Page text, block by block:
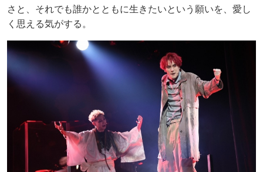
さと、それでも誰かとともに生きたいという願いを、愛し
く思える気がする。